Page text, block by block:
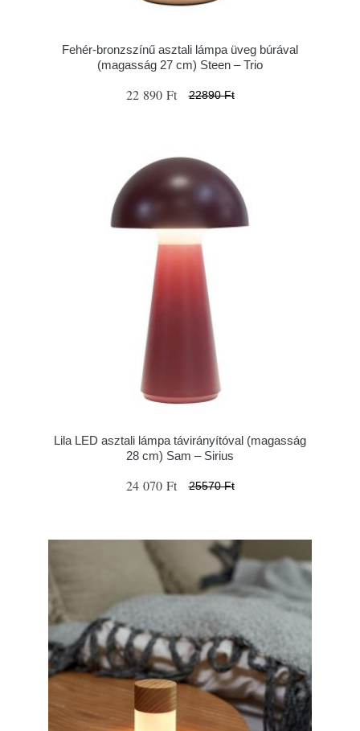
Fehér-bronzszínű asztali lámpa üveg búrával
(magasság 27 cm) Steen – Trio
22 890 Ft 22890 Ft
Lila LED asztali lámpa távirányítóval (magasság
28 cm) Sam – Sirius
24 070 Ft 25570 Ft